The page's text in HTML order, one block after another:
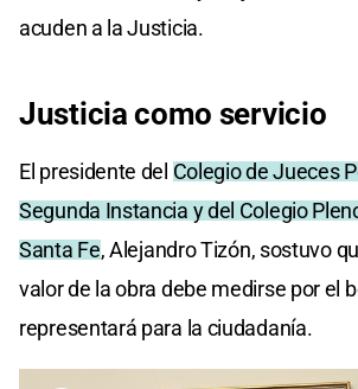
acuden a la Justicia.
Justicia como servicio
El presidente del Colegio de Jueces
Segunda Instancia y del Colegio
Santa Fe, Alejandro Tizón, sostuvo
valor de la obra debe medirse por el
representará para la ciudadanía.